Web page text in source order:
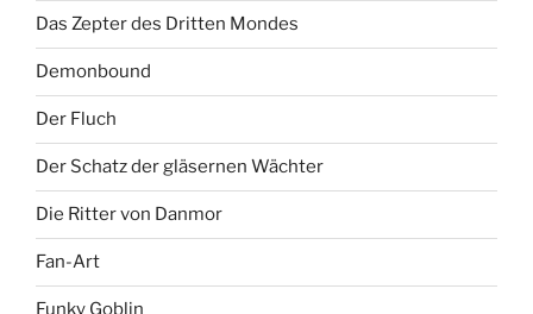
Das Zepter des Dritten Mondes
Demonbound
Der Fluch
Der Schatz der gläsernen Wächter
Die Ritter von Danmor
Fan-Art
Funky Goblin